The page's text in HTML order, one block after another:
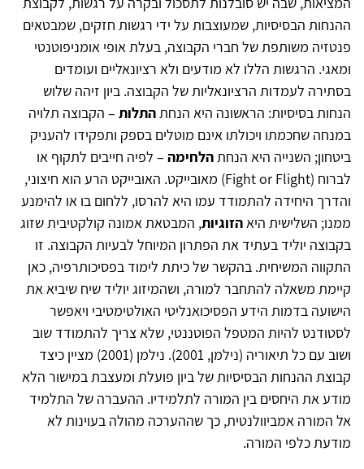
ההנחות הבסיסיות, שמעוצבות על ידי רגשות חזקים, שמבטאים
פנטזיה משותפת של חברי הקבוצה, בעלת אופי אומניפוטנטי
ומאגי. הרגשות הללו לא מודעים ולא רציונאליים ועומדים
בסתירה לעמדות הרציונאליות של הקבוצה. ביון זיהה שלוש
הנחות בסיסיות: הראשונה היא הנחתהתלות – הקבוצה תלויה
במנחה שחכמתו ויכולתו אינם מוטלים בספק ותפקידו להעניק
ביטחון; השנייה היא הנחתהלחימה – לפיה חייבים לתקוף או
לברוח (Fight or Flight) מאובייקט. האובייקט הרע הוא חיצוני,
והדרך היחידה להתמודד עמו היא להרסו, ללחום בו או להימנע
ממנו; השלישית היאהזוגיות, המבטאת אמונה קולקטיבית שזוג
בקבוצה יוליד בעתיד את הפתרון המיוחל לבעיות הקבוצה. זו
התקווה המשיחית. בהקשר של כיתת לימוד בפסיכותרפיה, כאן
קיימת משאלה להתחבר למורה, ושהמיזוג יוליד שיח שיביא את
הישועה בדמות הידע הפסיכואנליטי האולטימטיבי ויאפשר
לסטודנט להיות המטפל הפוטננטי, שלא צריך להתמודד שוב
ושוב עם כל תיאוריה (נילמן, 2001). נילמן (2001) מציין כיצד
קבוצת ההנחות הבסיסיות של ביון פועלת ומעצבת במישור הלא
מודע את היחסים בין המורה לתלמידיו. ההעברה של התלמיד
אל המורה אמביוולנטית, כך שההערכה מהולה בעוינות לא
מודעת כלפי המורה.